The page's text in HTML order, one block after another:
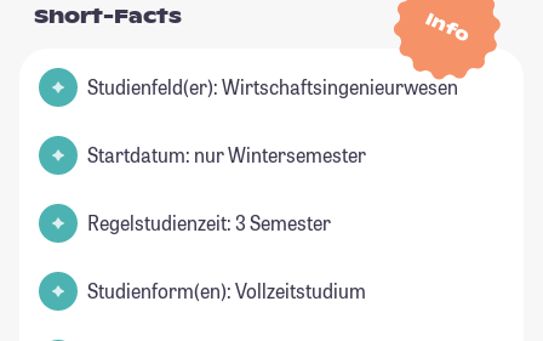
Info
Short-Facts
Studienfeld(er): Wirtschaftsingenieurwesen
Startdatum: nur Wintersemester
Regelstudienzeit: 3 Semester
Studienform(en): Vollzeitstudium